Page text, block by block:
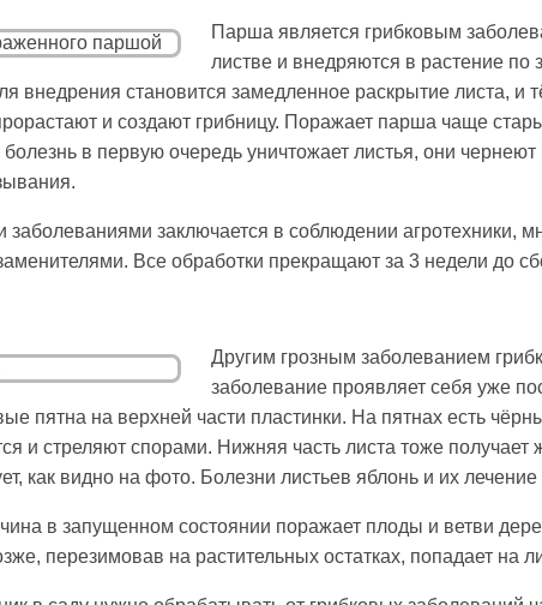
Парша является грибковым
листве и внедряются в растение
внедрения становится замедленное раскрытие листа, и
и создают грибницу. Поражает парша чаще
в первую очередь уничтожает листья, они
заболеваниями заключается в соблюдении агротехники,
Все обработки прекращают за 3 недели до
Другим грозным заболеванием
заболевание проявляет себя уже
пятна на верхней части пластинки. На пятнах есть
и стреляют спорами. Нижняя часть листа тоже
как видно на фото. Болезни листьев яблонь и их
в запущенном состоянии поражает плоды и ветви
перезимовав на растительных остатках, попадает на